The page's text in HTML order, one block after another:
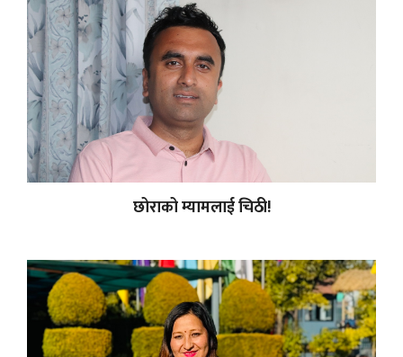
छोराको म्यामलाई चिठी!